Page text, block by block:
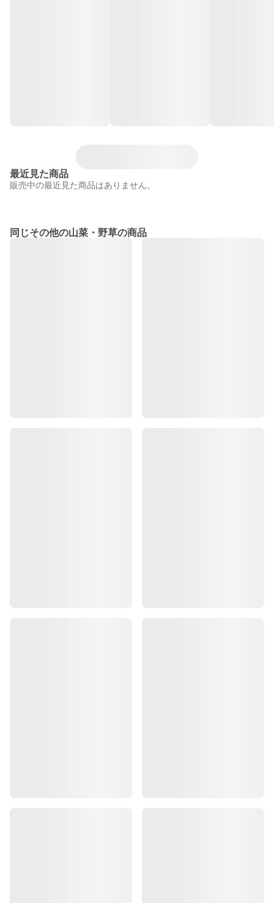
最近見た商品
販売中の最近見た商品はありません。
同じその他の山菜・野草の商品